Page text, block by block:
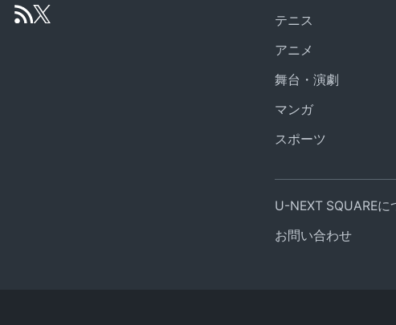
テニス
アニメ
舞台・演劇
マンガ
スポーツ
U-NEXT SQUAREに
お問い合わせ